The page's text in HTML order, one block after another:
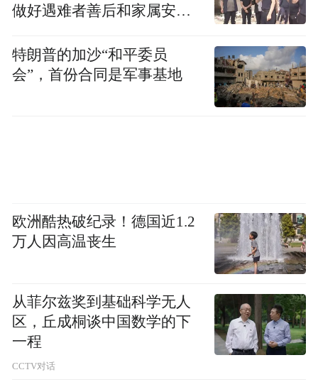
做好遇难者善后和家属安抚
特朗普的加沙“和平委员
会”，首份合同是军事基地
欧洲酷热破纪录！德国近1.2
万人因高温丧生
从菲尔兹奖到基础科学无人
区，丘成桐谈中国数学的下
一程
CCTV对话